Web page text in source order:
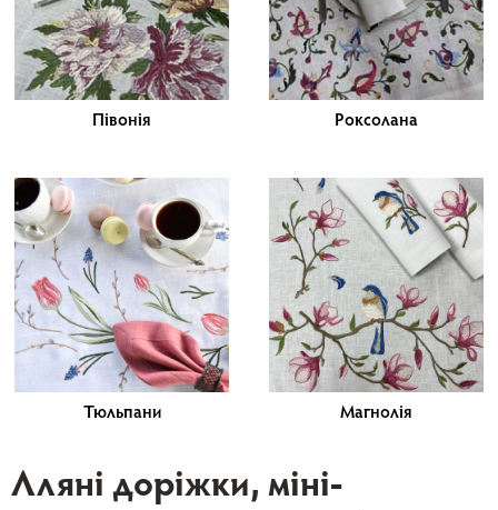
Півонія Роксолана
Тюльпани Магнолія
Лляні доріжки, міні-